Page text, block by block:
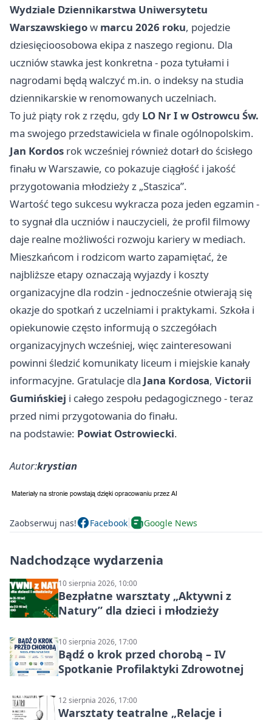
Wydziale Dziennikarstwa Uniwersytetu
Warszawskiegow marcu 2026 roku, pojedzie
dziesięcioosobowa ekipa z naszego regionu. Dla
uczniów stawka jest konkretna - poza tytułami i
nagrodami będą walczyć m.in. o indeksy na studia
dziennikarskie w renomowanych uczelniach.
To już piąty rok z rzędu, gdy LO Nr I w Ostrowcu Św.
ma swojego przedstawiciela w finale ogólnopolskim.
Jan Kordos rok wcześniej również dotarł do ścisłego
finału w Warszawie, co pokazuje ciągłość i jakość
przygotowania młodzieży z „Staszica”.
Wartość tego sukcesu wykracza poza jeden egzamin -
to sygnał dla uczniów i nauczycieli, że profil filmowy
daje realne możliwości rozwoju kariery w mediach.
Mieszkańcom i rodzicom warto zapamiętać, że
najbliższe etapy oznaczają wyjazdy i koszty
organizacyjne dla rodzin - jednocześnie otwierają się
okazje do spotkań z uczelniami i praktykami. Szkoła i
opiekunowie często informują o szczegółach
organizacyjnych wcześniej, więc zainteresowani
powinni śledzić komunikaty liceum i miejskie kanały
informacyjne. Gratulacje dla Jana Kordosa, Victorii
Gumińskiej i całego zespołu pedagogicznego - teraz
przed nimi przygotowania do finału.
na podstawie: Powiat Ostrowiecki.
Autor:krystian
Zaobserwuj nas! Facebook Google News
Nadchodzące wydarzenia
10 sierpnia 2026, 10:00
Bezpłatne warsztaty „Aktywni z
Natury” dla dzieci i młodzieży
10 sierpnia 2026, 17:00
Bądź o krok przed chorobą – IV
Spotkanie Profilaktyki Zdrowotnej
12 sierpnia 2026, 17:00
Warsztaty teatralne „Relacje i